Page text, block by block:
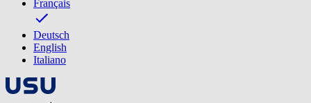
Français
Deutsch
English
Italiano